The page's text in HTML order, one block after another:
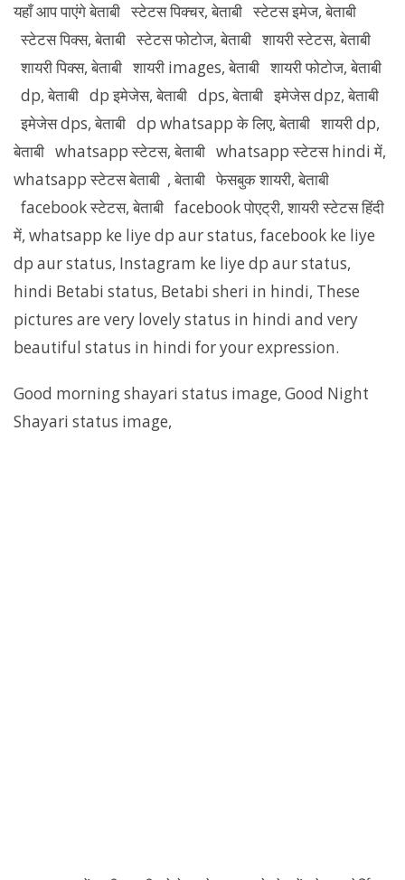
यहाँ आप पाएंगे बेताबी स्टेटस पिक्चर, बेताबी स्टेटस इमेज, बेताबी
स्टेटस पिक्स, बेताबी स्टेटस फोटोज, बेताबी शायरी स्टेटस, बेताबी
शायरी पिक्स, बेताबी शायरी images, बेताबी शायरी फोटोज, बेताबी
dp, बेताबी dp इमेजेस, बेताबी dps, बेताबी इमेजेस dpz, बेताबी
इमेजेस dps, बेताबी dp whatsapp के लिए, बेताबी शायरी dp,
बेताबी whatsapp स्टेटस, बेताबी whatsapp स्टेटस hindi में,
whatsapp स्टेटस बेताबी , बेताबी फेसबुक शायरी, बेताबी
facebook स्टेटस, बेताबी facebook पोएट्री, शायरी स्टेटस हिंदी
में, whatsapp ke liye dp aur status, facebook ke liye
dp aur status, Instagram ke liye dp aur status,
hindi Betabi status, Betabi sheri in hindi, These
pictures are very lovely status in hindi and very
beautiful status in hindi for your expression.
Good morning shayari status image, Good Night
Shayari status image,